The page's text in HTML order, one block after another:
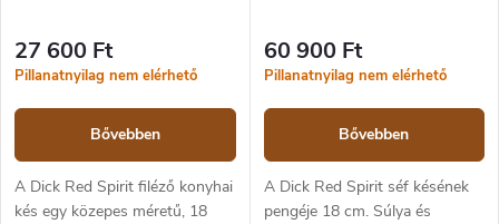
27 600 Ft
Pillanatnyilag nem elérhető
Bővebben
A Dick Red Spirit filéző konyhai
kés egy közepes méretű, 18
60 900 Ft
Pillanatnyilag nem elérhető
Bővebben
A Dick Red Spirit séf késének
pengéje 18 cm. Súlya és